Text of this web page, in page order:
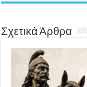
Σχετικά Άρθρα